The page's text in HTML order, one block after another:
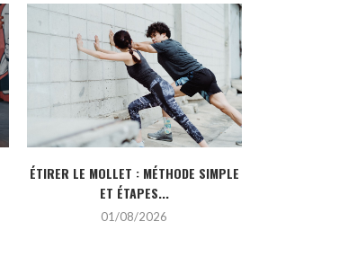
ÉTIRER LE MOLLET : MÉTHODE SIMPLE
ET ÉTAPES...
01/08/2026